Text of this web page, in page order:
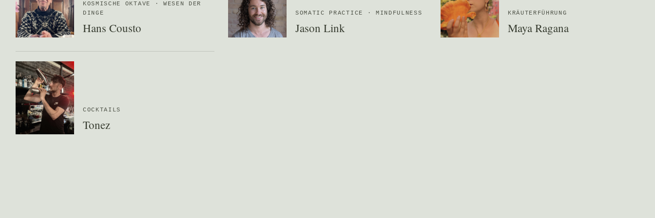
KOSMISCHE OKTAVE · WESEN DER
DINGE
Hans Cousto
SOMATIC PRACTICE · MINDFULNESS
Jason Link
KRÄUTERFÜHRUNG
Maya Ragana
COCKTAILS
Tonez